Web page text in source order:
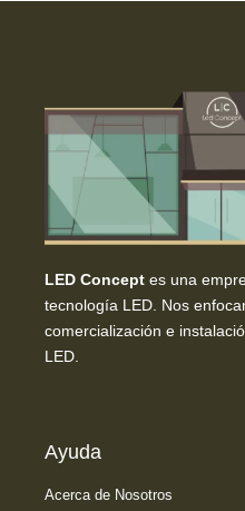
LED Concept es una
tecnología LED. Nos
comercialización e
LED.
Ayuda
Acerca de Nosotros